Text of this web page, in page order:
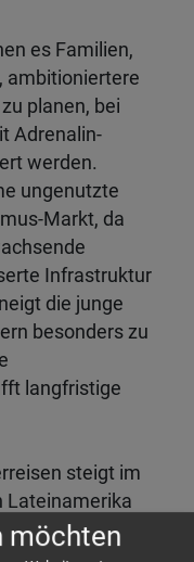
es Familien,
ambitioniertere
planen, bei
Adrenalin-
werden.
ungenutzte
Markt, da
Infrastruktur
die junge
besonders zu
langfristige
steigt im
Lateinamerika
und
möchten